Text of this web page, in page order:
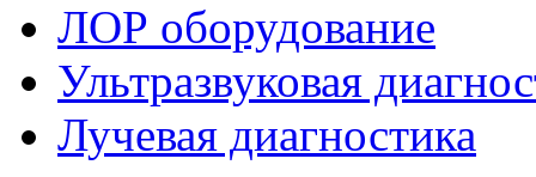
ЛОР оборудование
Ультразвуковая
Лучевая диагностика